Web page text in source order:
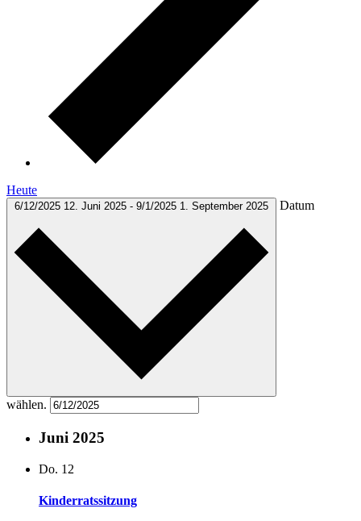
Heute
6/12/2025 12. Juni 2025 - 9/1/2025 1. September 2025 Datum
wählen.
Juni 2025
Do. 12
Kinderratssitzung